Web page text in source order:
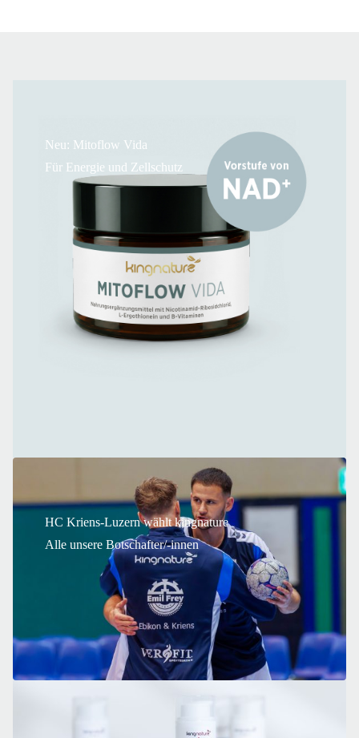
Neu: Mitoflow Vida
Für Energie und Zellschutz
HC Kriens-Luzern wählt kingnature
Alle unsere Botschafter/-innen